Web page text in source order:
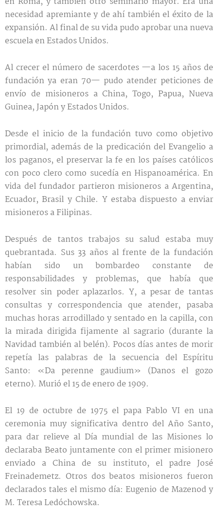
necesidad apremiante y de ahí también el éxito de la
expansión. Al final de su vida pudo aprobar una nueva
escuela en Estados Unidos.
Al crecer el número de sacerdotes —a los 15 años de
fundación ya eran 70— pudo atender peticiones de
envío de misioneros a China, Togo, Papua, Nueva
Guinea, Japón y Estados Unidos.
Desde el inicio de la fundación tuvo como objetivo
primordial, además de la predicación del Evangelio a
los paganos, el preservar la fe en los países católicos
con poco clero como sucedía en Hispanoamérica. En
vida del fundador partieron misioneros a Argentina,
Ecuador, Brasil y Chile. Y estaba dispuesto a enviar
misioneros a Filipinas.
Después de tantos trabajos su salud estaba muy
quebrantada. Sus 33 años al frente de la fundación
habían sido un bombardeo constante de
responsabilidades y problemas, que había que
resolver sin poder aplazarlos. Y, a pesar de tantas
consultas y correspondencia que atender, pasaba
muchas horas arrodillado y sentado en la capilla, con
la mirada dirigida fijamente al sagrario (durante la
Navidad también al belén). Pocos días antes de morir
repetía las palabras de la secuencia del Espíritu
Santo: «Da perenne gaudium» (Danos el gozo
eterno). Murió el 15 de enero de 1909.
El 19 de octubre de 1975 el papa Pablo VI en una
ceremonia muy significativa dentro del Año Santo,
para dar relieve al Día mundial de las Misiones lo
declaraba Beato juntamente con el primer misionero
enviado a China de su instituto, el padre José
Freinademetz. Otros dos beatos misioneros fueron
declarados tales el mismo día: Eugenio de Mazenod y
M. Teresa Ledóchowska.